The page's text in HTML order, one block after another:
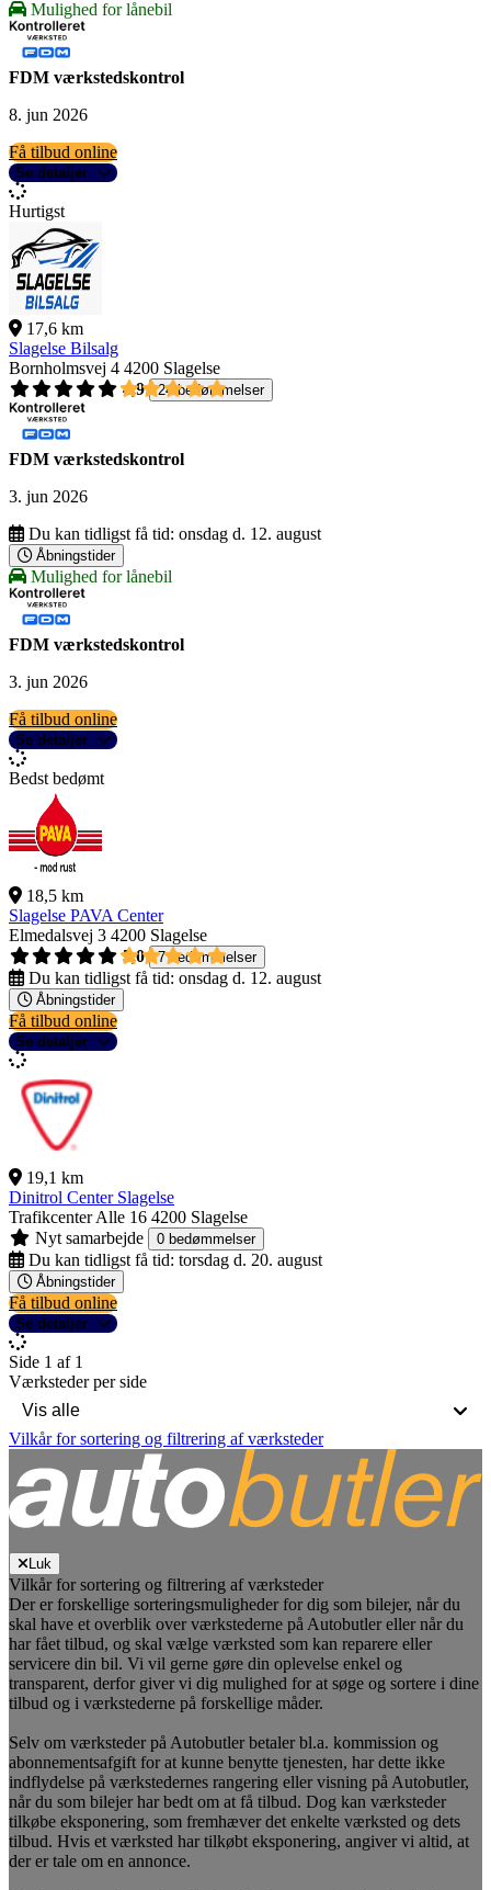
Mulighed for lånebil
FDM værkstedskontrol
8. jun 2026
Få tilbud online
Se detaljer
Hurtigst
17,6 km
Slagelse Bilsalg
Bornholmsvej 4 4200 Slagelse
4,9
24 bedømmelser
FDM værkstedskontrol
3. jun 2026
Du kan tidligst få tid: onsdag d. 12. august
Åbningstider
Mulighed for lånebil
FDM værkstedskontrol
3. jun 2026
Få tilbud online
Se detaljer
Bedst bedømt
18,5 km
Slagelse PAVA Center
Elmedalsvej 3 4200 Slagelse
5,0
7 bedømmelser
Du kan tidligst få tid: onsdag d. 12. august
Åbningstider
Få tilbud online
Se detaljer
19,1 km
Dinitrol Center Slagelse
Trafikcenter Alle 16 4200 Slagelse
Nyt samarbejde
0 bedømmelser
Du kan tidligst få tid: torsdag d. 20. august
Åbningstider
Få tilbud online
Se detaljer
Side 1 af 1
Værksteder per side
Vilkår for sortering og filtrering af værksteder
Luk
Vilkår for sortering og filtrering af værksteder
Der er forskellige sorteringsmuligheder for dig som bilejer, når du
skal have et overblik over værkstederne på Autobutler eller når du
har fået tilbud, og skal vælge værksted som kan reparere eller
servicere din bil. Vi vil gerne gøre din oplevelse enkel og
transparent, derfor giver vi dig mulighed for at søge og sortere i dine
tilbud og i værkstederne på forskellige måder.
Selv om værksteder på Autobutler betaler bl.a. kommission og
abonnementsafgift for at kunne benytte tjenesten, har dette ikke
indflydelse på værkstedernes rangering eller visning på Autobutler,
når du som bilejer har bedt om at få tilbud. Dog kan værksteder
tilkøbe eksponering, som fremhæver det enkelte værksted og dets
tilbud. Hvis et værksted har tilkøbt eksponering, angiver vi altid, at
der er tale om en annonce.